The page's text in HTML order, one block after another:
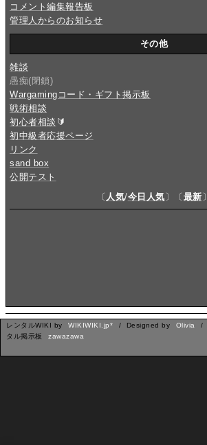
コメント編集報告板
管理人からのお知らせ
その他
雑談
愚痴(閉鎖)
Wargamingコード・ギフト掲示板
戦術相談
初心者相談 🔰
初中級者応援ページ
リンク
sand box
公開テスト
〔 人気/今日人気 〕〔 最新 〕
レンタルWIKI by WIKIWIKI.jp* / Designed by Olivia /
タル掲示板
zawazawa